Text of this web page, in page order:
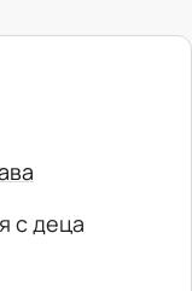
с деца